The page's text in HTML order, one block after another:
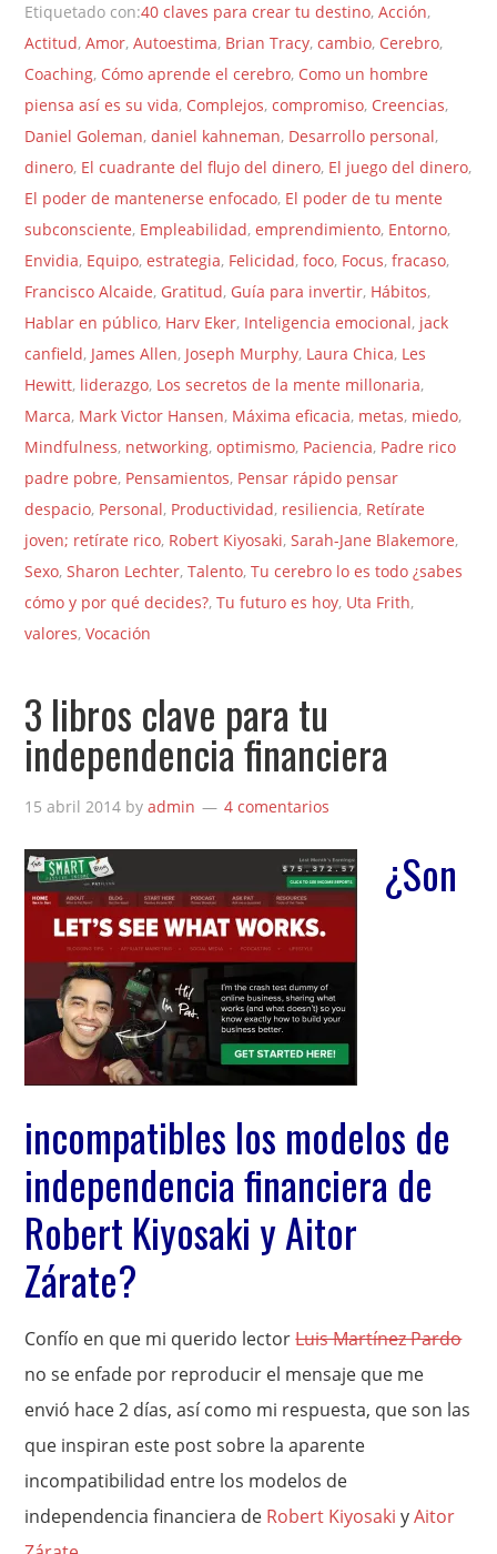
Etiquetado con:40 claves para crear tu destino,Acción,
Actitud,Amor,Autoestima, Brian Tracy,cambio, Cerebro,
Coaching, Cómo aprende el cerebro, Como un hombre
piensa así es su vida, Complejos,compromiso, Creencias,
Daniel Goleman,daniel kahneman, Desarrollo personal,
dinero, El cuadrante del flujo del dinero, El juego del dinero,
El poder de mantenerse enfocado, El poder de tu mente
subconsciente, Empleabilidad,emprendimiento, Entorno,
Envidia, Equipo,estrategia, Felicidad,foco, Focus,fracaso,
Francisco Alcaide, Gratitud, Guía para invertir, Hábitos,
Hablar en público, Harv Eker, Inteligencia emocional, jack
canfield, James Allen, Joseph Murphy, Laura Chica, Les
Hewitt, liderazgo, Los secretos de la mente millonaria,
Marca, Mark Victor Hansen, Máxima eficacia, metas, miedo,
Mindfulness, networking,optimismo, Paciencia, Padre rico
padre pobre, Pensamientos, Pensar rápido pensar
despacio, Personal, Productividad, resiliencia, Retírate
joven; retírate rico, Robert Kiyosaki,Sarah-Jane Blakemore,
Sexo,Sharon Lechter,Talento,Tu cerebro lo es todo ¿sabes
cómo y por qué decides?,Tu futuro es hoy, Uta Frith,
valores,Vocación
3 libros clave para tu
independencia financiera
15 abril 2014 byadmin 4 comentarios
¿Son
incompatibles los modelos de
independencia financiera de
Robert Kiyosaki y Aitor
Zárate?
Confío en que mi querido lectorLuis Martínez Pardo
no se enfade por reproducir el mensaje que me
envió hace 2 días, así como mi respuesta, que son las
que inspiran este post sobre la aparente
incompatibilidad entre los modelos de
independencia financiera de Robert Kiyosaki yAitor